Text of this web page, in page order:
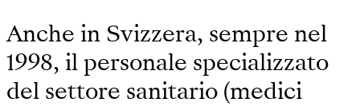
Anche in Svizzera, sempre nel
1998, il personale specializzato
del settore sanitario (medici